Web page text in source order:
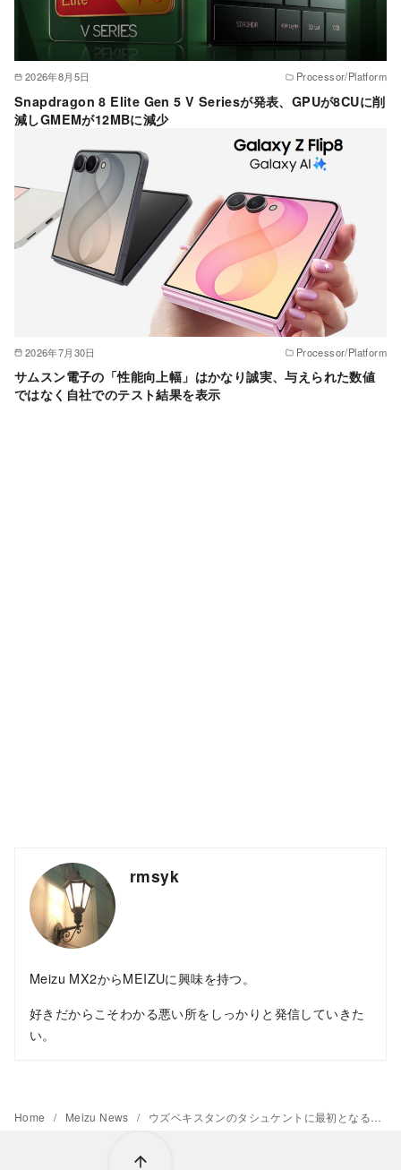
2026年8月5日 Processor/Platform
Snapdragon 8 Elite Gen 5 V Seriesが発表、GPUが8CUに削
減しGMEMが12MBに減少
2026年7月30日 Processor/Platform
サムスン電子の「性能向上幅」はかなり誠実、与えられた数値
ではなく自社でのテスト結果を表示
rmsyk
Meizu MX2からMEIZUに興味を持つ。
好きだからこそわかる悪い所をしっかりと発信していきた
い。
Home Meizu News ウズベキスタンのタシュケントに最初となるMEIZUのオフラインストアを開店。